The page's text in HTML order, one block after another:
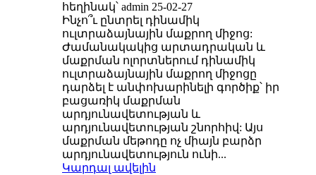
հեղինակ՝ admin 25-02-27
Ինչո՞ւ ընտրել դինամիկ
ուլտրաձայնային մաքրող միջոց:
Ժամանակակից արտադրական և
մաքրման ոլորտներում դինամիկ
ուլտրաձայնային մաքրող միջոցը
դարձել է անփոխարինելի գործիք՝ իր
բացառիկ մաքրման
արդյունավետության և
արդյունավետության շնորհիվ: Այս
մաքրման մեթոդը ոչ միայն բարձր
արդյունավետություն ունի...
Կարդալ ավելին